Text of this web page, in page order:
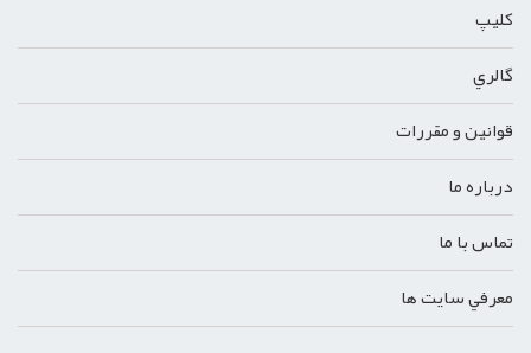
کليپ
گالري
قوانين و مقررات
درباره ما
تماس با ما
معرفي سايت ها